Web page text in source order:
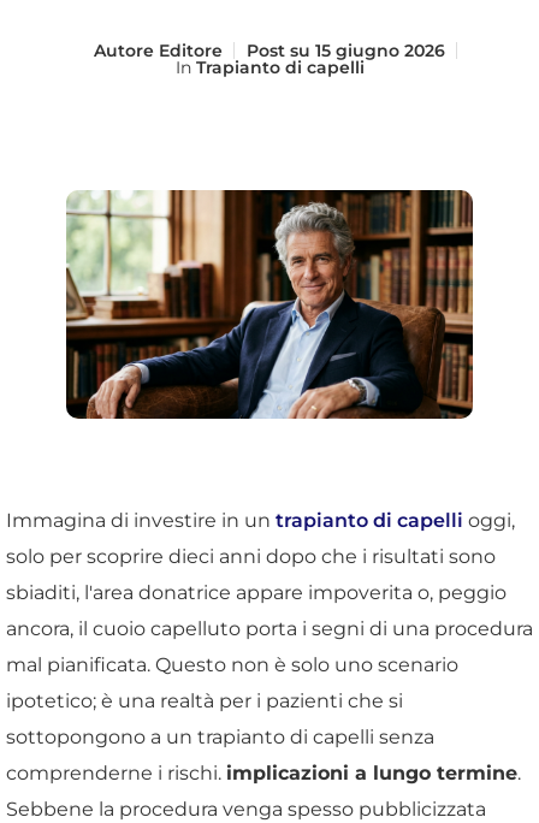
Autore Editore Post su 15 giugno 2026
In Trapianto di capelli
Immagina di investire in un trapianto di capelli oggi,
solo per scoprire dieci anni dopo che i risultati sono
sbiaditi, l'area donatrice appare impoverita o, peggio
ancora, il cuoio capelluto porta i segni di una procedura
mal pianificata. Questo non è solo uno scenario
ipotetico; è una realtà per i pazienti che si
sottopongono a un trapianto di capelli senza
comprenderne i rischi. implicazioni a lungo termine.
Sebbene la procedura venga spesso pubblicizzata